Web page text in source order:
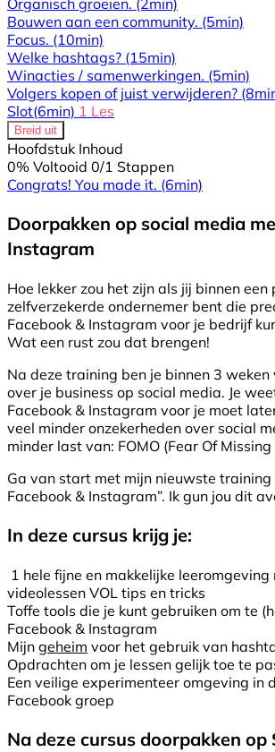
Organisch groeien. (2min)
Bouwen aan een community. (5min)
Focus. (10min)
Welke hashtags? (15min)
Winacties / samenwerkingen. (5min)
Volgers kopen of juist verwijderen?
Slot(6min) 1 Les
Breid uit
Hoofdstuk Inhoud
0% Voltooid 0/1 Stappen
Congrats! You made it. (6min)
Doorpakken op social media
Instagram
Hoe lekker zou het zijn als jij binnen
zelfverzekerde ondernemer bent die
Facebook & Instagram voor je bedrijf
Wat een rust zou dat brengen!
Na deze training ben je binnen 3
over je business op social media. Je
Facebook & Instagram voor je moet
veel minder onzekerheden over social
minder last van: FOMO (Fear Of Missing
Ga van start met mijn nieuwste training
Facebook & Instagram”. Ik gun jou dit
In deze cursus krijg je:
1 hele fijne en makkelijke leeromgeving
videolessen VOL tips en tricks
Toffe tools die je kunt gebruiken om te
Facebook & Instagram
Mijn geheim voor het gebruik van
Opdrachten om je lessen gelijk toe te
Een veilige experimenteer omgeving in
Facebook groep
Na deze cursus doorpakken op